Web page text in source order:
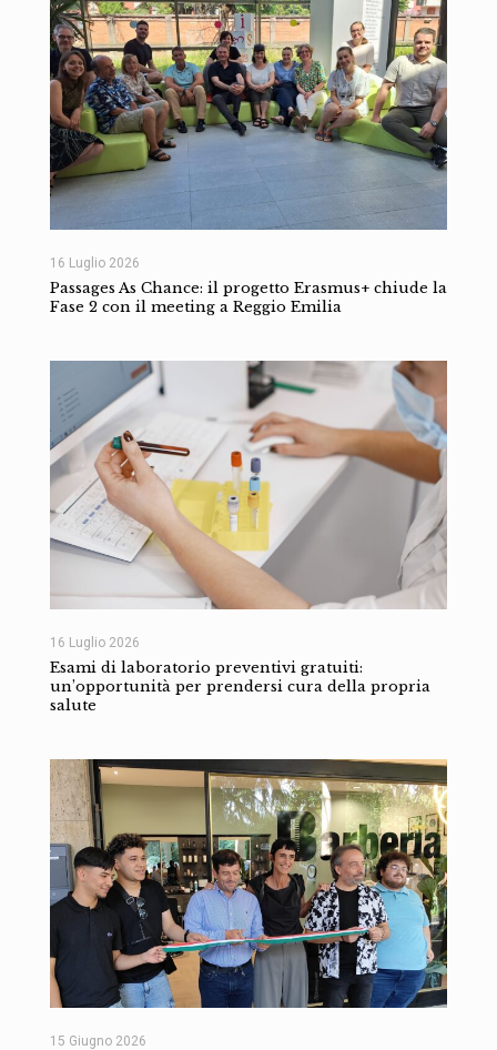
16 Luglio 2026
Passages As Chance: il progetto Erasmus+ chiude la
Fase 2 con il meeting a Reggio Emilia
16 Luglio 2026
Esami di laboratorio preventivi gratuiti:
un’opportunità per prendersi cura della propria
salute
15 Giugno 2026